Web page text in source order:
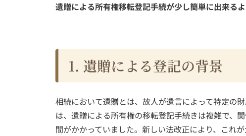
遺贈による所有権移転登記手続が少し簡単に出来る
1. 遺贈による登記の背景
相続において遺贈とは、故人が遺言によって特定の
は、遺贈による所有権の移転登記手続きは複雑で、
間がかかっていました。新しい法改正により、これが